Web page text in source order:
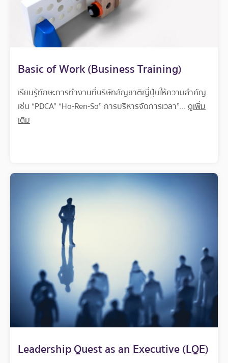
Basic of Work (Business Training)
เรียนรู้ทักษะการทำงานที่บริษัทสัญชาติญี่ปุ่นให้ความสำคัญ
เช่น “PDCA” “Ho-Ren-So” การบริหารจัดการเวลา”…ดูเพิ่ม
เติม
Leadership Quest as an Executive (LQE)